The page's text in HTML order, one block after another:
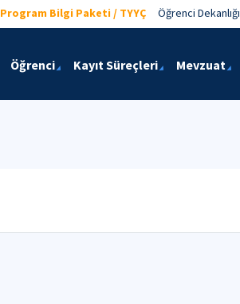
Program Bilgi Paketi / TYYÇ Öğrenci Dekanlığı
Öğrenci Kayıt Süreçleri Mevzuat